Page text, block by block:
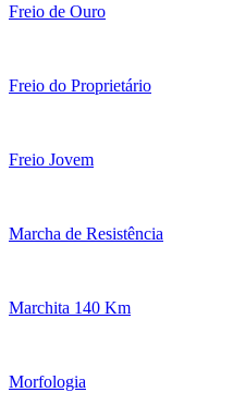
Freio de Ouro
Freio do Proprietário
Freio Jovem
Marcha de Resistência
Marchita 140 Km
Morfologia